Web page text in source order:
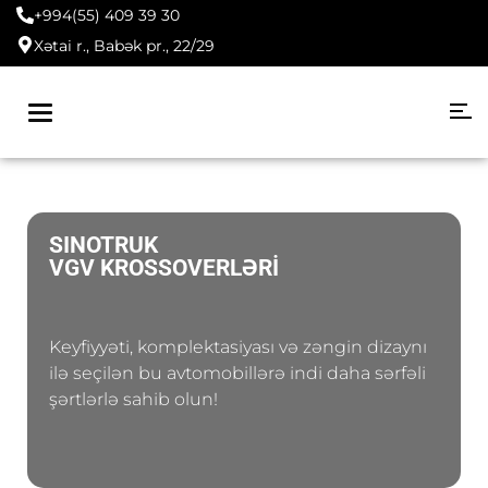
+994(55) 409 39 30
Xətai r., Babək pr., 22/29
Toggle
SINOTRUK
VGV KROSSOVERLƏRİ
Keyfiyyəti, komplektasiyası və zəngin dizaynı
ilə seçilən bu avtomobillərə indi daha sərfəli
şərtlərlə sahib olun!